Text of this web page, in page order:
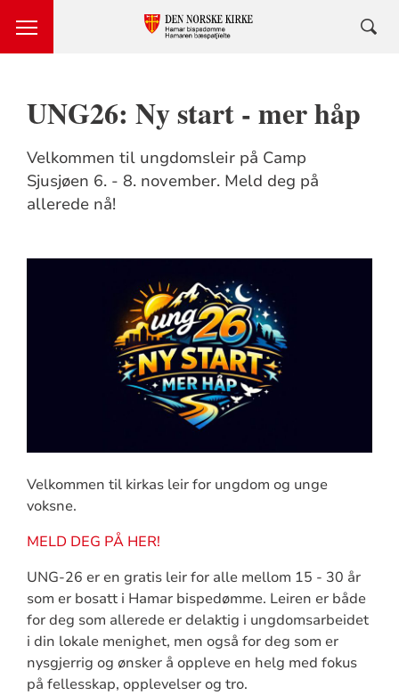
UNG26: Ny start - mer håp
Velkommen til ungdomsleir på Camp
Sjusjøen 6. - 8. november. Meld deg på
allerede nå!
Velkommen til kirkas leir for ungdom og unge
voksne.
MELD DEG PÅ HER!
UNG-26 er en gratis leir for alle mellom 15 - 30 år
som er bosatt i Hamar bispedømme. Leiren er både
for deg som allerede er delaktig i ungdomsarbeidet
i din lokale menighet, men også for deg som er
nysgjerrig og ønsker å oppleve en helg med fokus
på fellesskap, opplevelser og tro.